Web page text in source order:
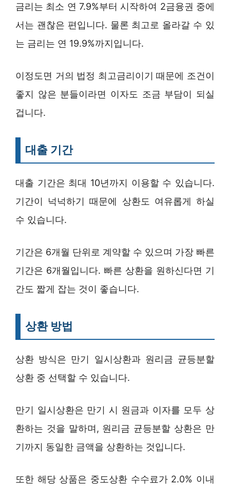
금리는 최소 연 7.9%부터 시작하여 2금융권 중에
서는 괜찮은 편입니다. 물론 최고로 올라갈 수 있
는 금리는 연 19.9%까지입니다.
이정도면 거의 법정 최고금리이기 때문에 조건이
좋지 않은 분들이라면 이자도 조금 부담이 되실
겁니다.
대출 기간
대출 기간은 최대 10년까지 이용할 수 있습니다.
기간이 넉넉하기 때문에 상환도 여유롭게 하실
수 있습니다.
기간은 6개월 단위로 계약할 수 있으며 가장 빠른
기간은 6개월입니다. 빠른 상환을 원하신다면 기
간도 짧게 잡는 것이 좋습니다.
상환 방법
상환 방식은 만기 일시상환과 원리금 균등분할
상환 중 선택할 수 있습니다.
만기 일시상환은 만기 시 원금과 이자를 모두 상
환하는 것을 말하며, 원리금 균등분할 상환은 만
기까지 동일한 금액을 상환하는 것입니다.
또한 해당 상품은 중도상환 수수료가 2.0% 이내